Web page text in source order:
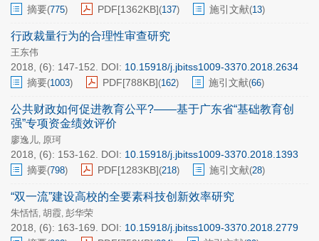
摘要(775) PDF[1362KB](137) 施引文献(13)
行政裁量行为的合理性审查研究
王东伟
2018, (6): 147-152. DOI: 10.15918/j.jbitss1009-3370.2018.2634
摘要(1003) PDF[788KB](162) 施引文献(66)
公共财政如何促进教育公平?——基于广东省“基础教育创
强”专项资金绩效评价
廖逸儿, 原珂
2018, (6): 153-162. DOI: 10.15918/j.jbitss1009-3370.2018.1393
摘要(798) PDF[1283KB](218) 施引文献(28)
“双一流”建设高校的全要素科技创新效率研究
朱恬恬, 胡霞, 彭华荣
2018, (6): 163-169. DOI: 10.15918/j.jbitss1009-3370.2018.2779